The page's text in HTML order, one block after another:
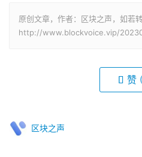
原创文章，作者：区块之声，如若
http://www.blockvoice.vip/
赞
区块之声